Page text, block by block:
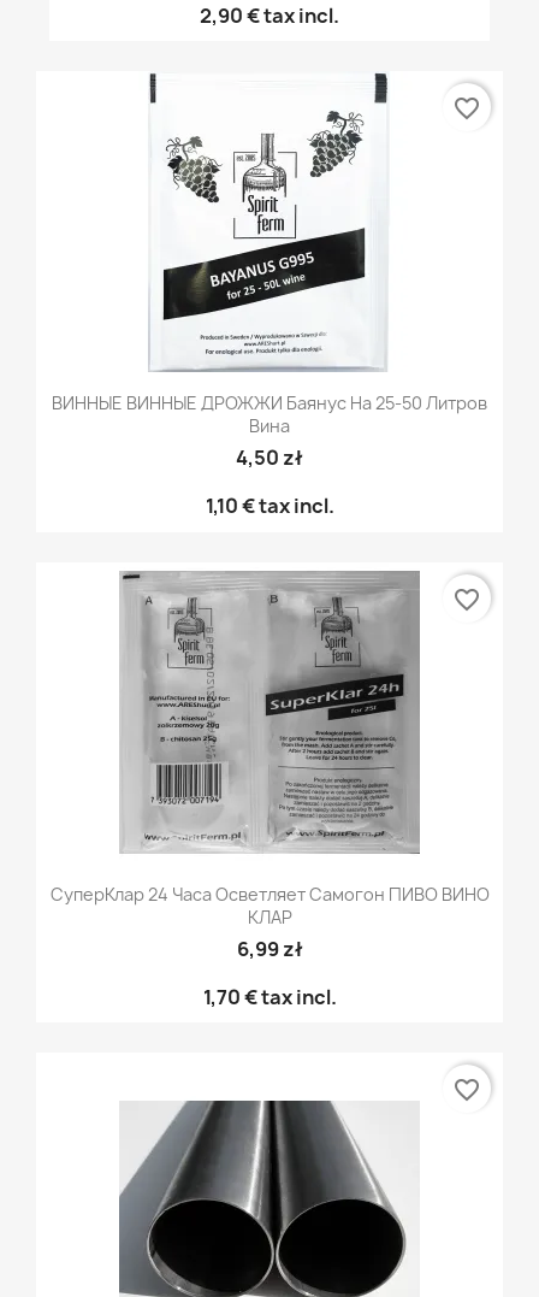
2,90 €tax incl.
ВИННЫЕ ВИННЫЕ ДРОЖЖИ Баянус На 25-50 Литров
Вина
4,50 zł
1,10 €tax incl.
favorite_border
СуперКлар 24 Часа Осветляет Самогон ПИВО ВИНО
КЛАР
6,99 zł
1,70 €tax incl.
favorite_border
favorite_border